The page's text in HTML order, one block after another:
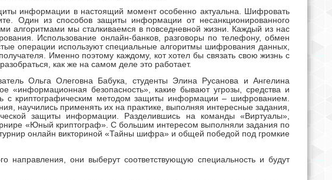
информации в настоящий момент особенно актуальна. Шифровать
Один из способов защиты информации от несанкционированного
алгоритмами мы сталкиваемся в повседневной жизни. Каждый из нас
Использование онлайн-банков, разговоры по телефону, обмен
операции используют специальные алгоритмы шифрования данных,
Именно поэтому каждому, кот хотел бы связать свою жизнь с
как же на самом деле это работает.
Ольга Олеговна Бабука, студенты Элина Русанова и Ангелина
«информационная безопасность», какие бывают угрозы, средства и
с криптографическим методом защиты информации – шифрованием.
научились применять их на практике, выполняя интересные задания,
защиты информации. Разделившись на команды «Виртуалы»,
«Юный криптограф». С большим интересом выполняли задания по
онлайн викториной «Тайны шифра» и общей победой под громкие
направления, они выберут соответствующую специальность и будут